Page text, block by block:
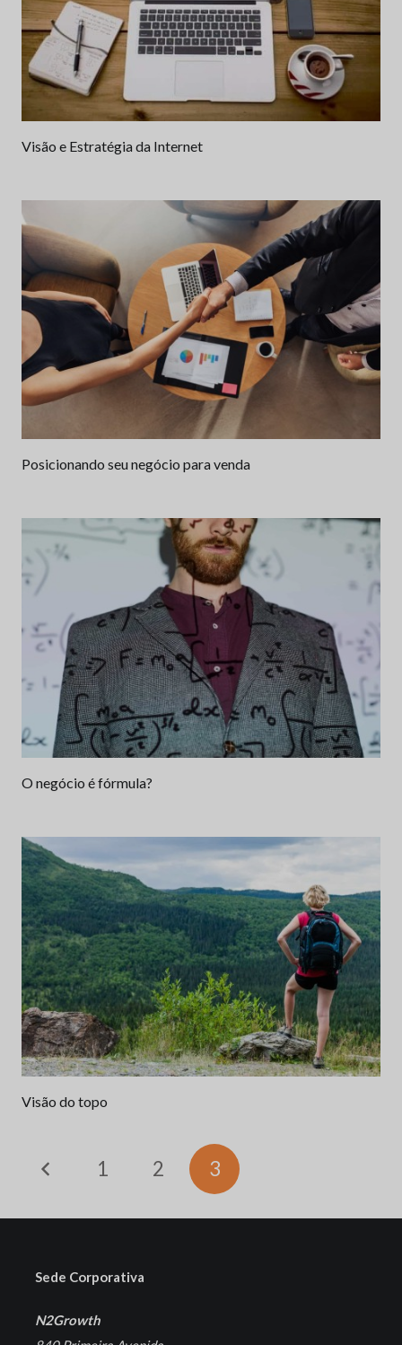
Visão e Estratégia da Internet
Posicionando seu negócio para venda
O negócio é fórmula?
Visão do topo
1 2 3
Sede Corporativa
N2Growth